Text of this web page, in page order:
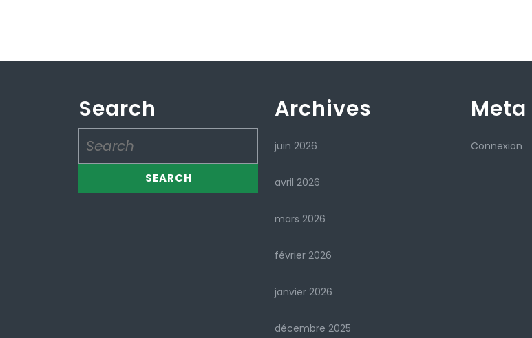
Search
for:
Archives
juin 2026
avril 2026
mars 2026
février 2026
janvier 2026
décembre 2025
Meta
Connexion